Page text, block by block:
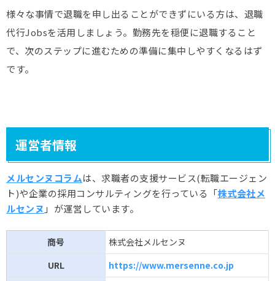
様々な事情で退職を申し出ることができずにいる方は、退職
代行Jobsを活用しましょう。勤務先を穏便に退職すること
で、次のステップに進むための準備に集中しやすくなるはず
です。
運営者情報
メルセンヌコラムは、求職者の支援サービス(転職エージェン
ト)や企業の採用コンサルティングを行っている「株式会社メ
ルセンヌ 」が運営しています。
商号
株式会社メルセンヌ
URL
https://www.mersenne.co.jp